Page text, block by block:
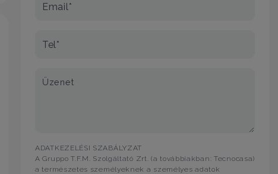
Email*
Tel*
Üzenet
ADATKEZELÉSI SZABÁLYZAT
A Gruppo T.F.M. Szolgáltató Zrt. (a továbbiakban: Tecnocasa)
a természetes személyeknek a személyes adatok